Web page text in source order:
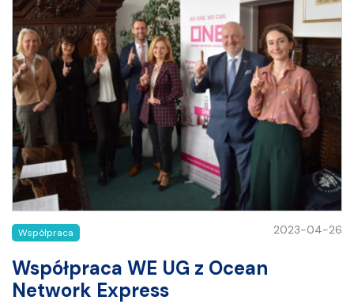
Współpraca 2023-04-26
Współpraca WE UG z Ocean
Network Express